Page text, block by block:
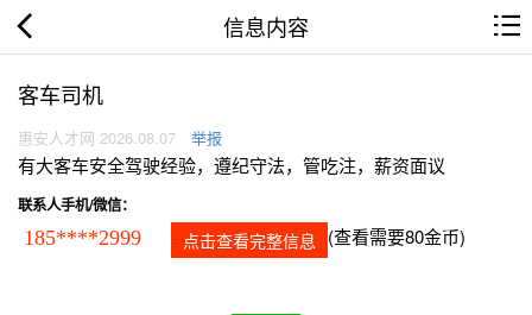
信息内容
客车司机
惠安人才网 2026.08.07 举报
有大客车安全驾驶经验，遵纪守法，管吃注，薪资面议
联系人手机/微信：
185****2999 点击查看完整信息 (查看需要80金币)